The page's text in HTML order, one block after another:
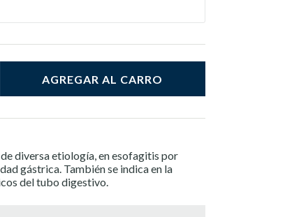
AGREGAR AL CARRO
diversa etiología, en esofagitis por
gástrica. También se indica en la
del tubo digestivo.